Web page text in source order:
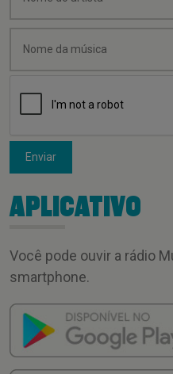
Enviar
APLICATIVO
Você pode ouvir a rádio
smartphone.